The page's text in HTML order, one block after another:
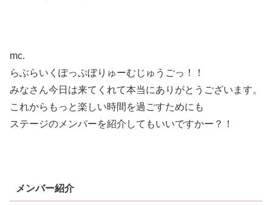
mc.
らぶらいくぽっぷぼりゅーむじゅうごっ！！
みなさん今日は来てくれて本当にありがとうございます。
これからもっと楽しい時間を過ごすためにも
ステージのメンバーを紹介してもいいですかー？！
メンバー紹介